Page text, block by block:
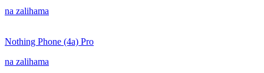
na zalihama
Nothing Phone (4a) Pro
na zalihama